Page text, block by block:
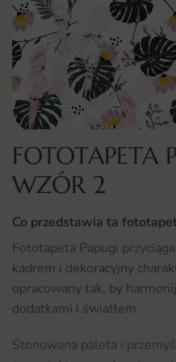
FOTOTAPETA
WZÓR 2
Co przedstawia ta
Fototapeta Papugi
kadrem i dekoracyjny
opracowany tak, by
dodatkami i światłem.
Stonowana paleta i